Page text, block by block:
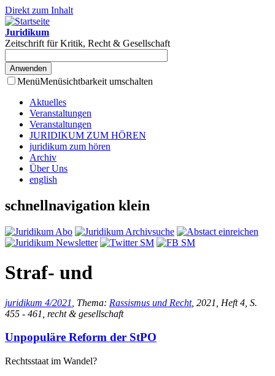
Direkt zum Inhalt
Juridikum
Zeitschrift für Kritik, Recht & Gesellschaft
MenüMenüsichtbarkeit umschalten
Aktuelles
Veranstaltungen
Veranstaltungen
JURIDIKUM ZUM HÖREN
juridikum zum hören
Archiv
Über Uns
english
schnellnavigation klein
Straf- und
juridikum 4/2021 , Thema: Rassismus und Recht, 2021, Heft 4, S.
455 - 461, recht & gesellschaft
Unpopuläre Reform der StPO
Rechtsstaat im Wandel?